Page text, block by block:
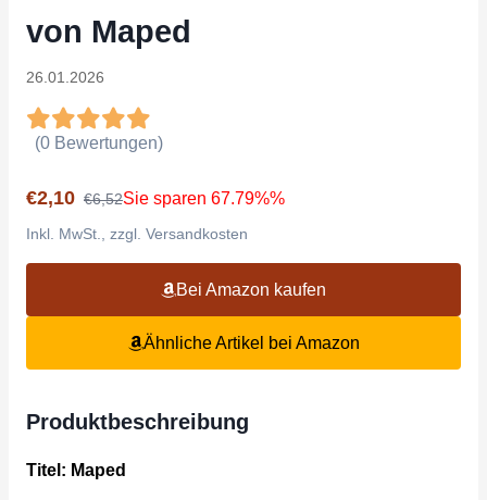
von Maped
26.01.2026
(0 Bewertungen)
€2,10 €6,52Sie sparen 67.79%%
Inkl. MwSt., zzgl. Versandkosten
Bei Amazon kaufen
Ähnliche Artikel bei Amazon
Produktbeschreibung
Titel: Maped